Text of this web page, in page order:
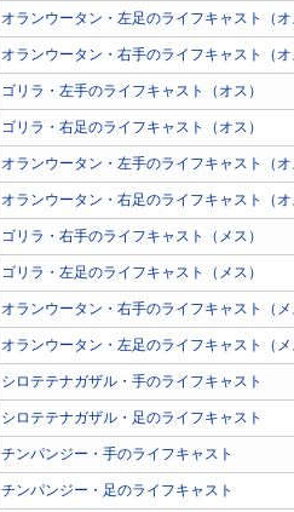
オランウータン・左足のライフキャスト（
オランウータン・右手のライフキャスト（
ゴリラ・左手のライフキャスト（オス）
ゴリラ・右足のライフキャスト（オス）
オランウータン・左手のライフキャスト（
オランウータン・右足のライフキャスト（
ゴリラ・右手のライフキャスト（メス）
ゴリラ・左足のライフキャスト（メス）
オランウータン・右手のライフキャスト（
オランウータン・左足のライフキャスト（
シロテテナガザル・手のライフキャスト
シロテテナガザル・足のライフキャスト
チンパンジー・手のライフキャスト
チンパンジー・足のライフキャスト